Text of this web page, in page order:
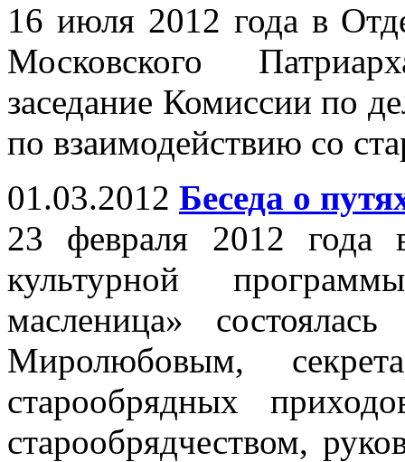
16 июля 2012 года в
Московского
заседание Комиссии по
по взаимодействию со
01.03.2012 Беседа о
23 февраля 2012 года
культурной
масленица»
Миролюбовым,
старообрядных
старообрядчеством,